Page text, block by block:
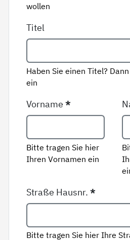
wollen
Titel
Haben Sie einen Titel?
ein
Vorname*
Bitte tragen Sie hier
Ihren Vornamen ein
Straße Hausnr.*
Bitte tragen Sie hier Ihre